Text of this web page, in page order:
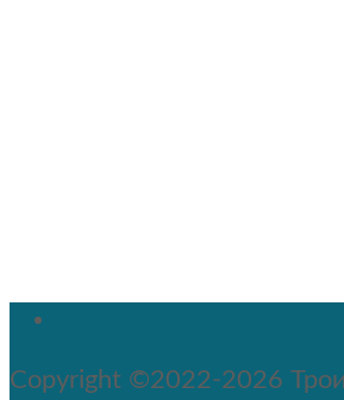
Copyright ©2022-2026